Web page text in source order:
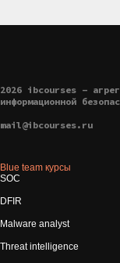
2026 ibcourses -
информационной
mail@ibcourses.ru
Blue team курсы
SOC
DFIR
Malware analyst
Threat intelligence